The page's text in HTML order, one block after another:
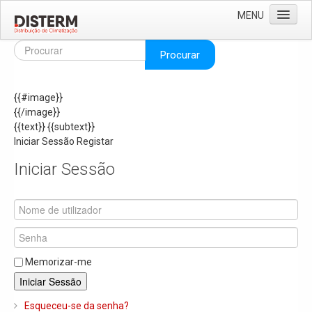
MENU
Home
Áreas de Negócio
Missão e Valores
As Nossas Marcas
Recrutamento
Produtos
Solar
Termoacumuladores e Depósitos de Inércia
Ar Condicionado
Procurar
{{#image}}
{{/image}}
{{text}}{{subtext}}
Iniciar Sessão Registar
Iniciar Sessão
Memorizar-me
Iniciar Sessão
Esqueceu-se da senha?